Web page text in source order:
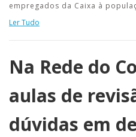
empregados da Caixa à
Ler Tudo
Na Rede do
aulas de
dúvidas em